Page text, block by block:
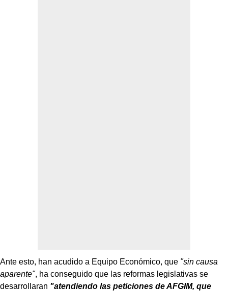
Ante esto, han acudido a Equipo Económico, que "sin causa
aparente", ha conseguido que las reformas legislativas se
desarrollaran "atendiendo las peticiones de AFGIM, que